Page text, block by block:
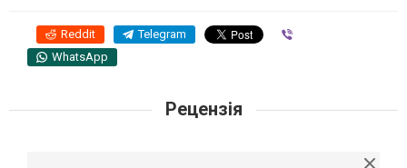
Reddit Telegram
WhatsApp
Рецензія